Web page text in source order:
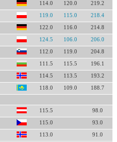
114.0 120.0 219.2
119.0 115.0 218.4
122.0 116.0 214.8
124.5 106.0 206.0
112.0 119.0 204.8
111.5 115.5 196.1
114.5 113.5 193.2
118.0 109.0 188.7
115.5 98.0
115.0 93.0
113.0 91.0